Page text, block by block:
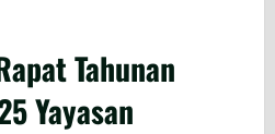
Tahunan
Yayasan